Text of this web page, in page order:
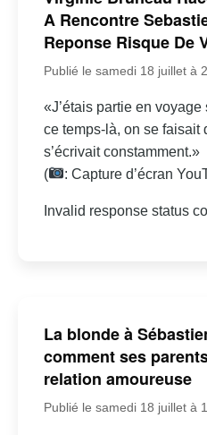
A Rencontre
Reponse Risque De
Publié le samedi 18 juillet à
«J’étais partie en
ce temps-là, on se faisait
s’écrivait constamment.»
(
: Capture d’écran
Invalid response status
La blonde à
comment ses
relation amoureuse
Publié le samedi 18 juillet à